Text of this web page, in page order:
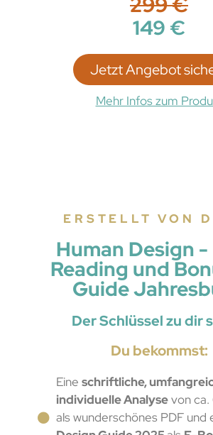
149 €
Jetzt Angebot
Mehr Infos zum
ERSTELLT VON
Human Design -
Reading und
Guide
Der Schlüssel zu dir
Du bekommst:
Eine schriftliche,
individuelle Analysevon ca.
als wunderschönes PDF und